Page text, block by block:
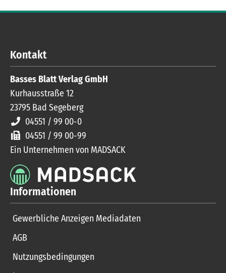
Kontakt
Basses Blatt Verlag GmbH
Kurhausstraße 12
23795 Bad Segeberg
04551 / 99 00-0
04551 / 99 00-99
Ein Unternehmen von MADSACK
Informationen
Gewerbliche Anzeigen Mediadaten
AGB
Nutzungsbedingungen